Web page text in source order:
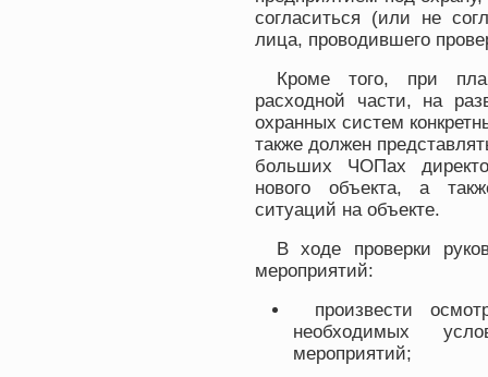
согласиться (или не
лица, проводившего
Кроме того, при
расходной части, на
охранных систем
также должен
больших ЧОПах
нового объекта, а
ситуаций на объекте.
В ходе проверки
мероприятий:
произвести
необходимых
мероприятий;